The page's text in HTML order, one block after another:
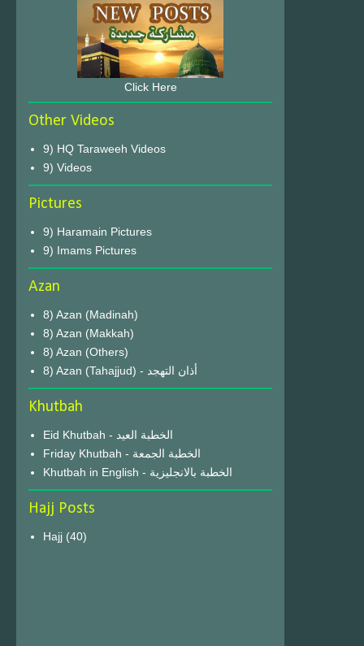
Click Here
Other Videos
9) HQ Taraweeh Videos
9) Videos
Pictures
9) Haramain Pictures
9) Imams Pictures
Azan
8) Azan (Madinah)
8) Azan (Makkah)
8) Azan (Others)
8) Azan (Tahajjud) - أذان التهجد
Khutbah
Eid Khutbah - الخطبة العيد
Friday Khutbah - الخطبة الجمعة
Khutbah in English - الخطبة بالانجليزية
Hajj Posts
Hajj (40)